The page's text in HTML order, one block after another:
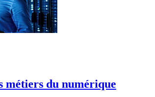
métiers du numérique